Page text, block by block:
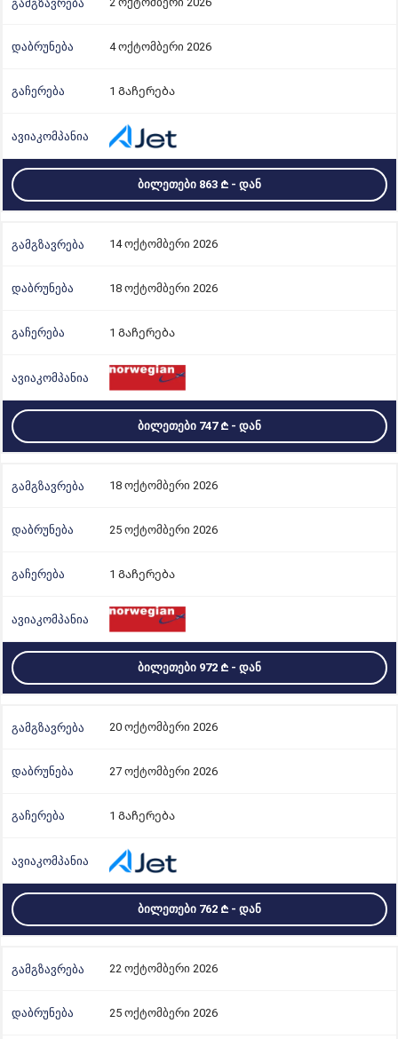
4 ოქტომბერი 2026
1 Გაჩერება
ᲑᲘᲚᲔᲗᲔᲑᲘ 863 - ᲓᲐᲜ
14 ოქტომბერი 2026
18 ოქტომბერი 2026
1 Გაჩერება
ᲑᲘᲚᲔᲗᲔᲑᲘ 747 - ᲓᲐᲜ
18 ოქტომბერი 2026
25 ოქტომბერი 2026
1 Გაჩერება
ᲑᲘᲚᲔᲗᲔᲑᲘ 972 - ᲓᲐᲜ
20 ოქტომბერი 2026
27 ოქტომბერი 2026
1 Გაჩერება
ᲑᲘᲚᲔᲗᲔᲑᲘ 762 - ᲓᲐᲜ
22 ოქტომბერი 2026
25 ოქტომბერი 2026